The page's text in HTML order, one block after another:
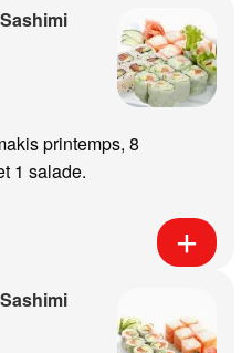
printemps, 8
1 salade.